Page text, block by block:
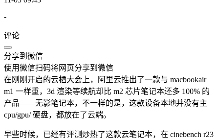
-
评论
分享到微信
使用微信扫码将网页分享到微信
在刚刚开启的云栖大会上，阿里云推出了一款与 macbookair
m1 一样重，3d 渲染等续航却比 m2 芯片笔记本还多 100% 的
产品——无影笔记本，不一样的是，这款设备本地并没有主
cpu/gpu/ 硬盘，都放在了云端。
早些时候，已经有评测炒热了这款云笔记本，在 cinebench r23